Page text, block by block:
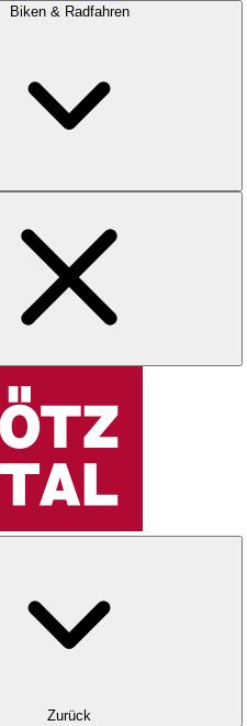
Biken & Radfahren
Zurück